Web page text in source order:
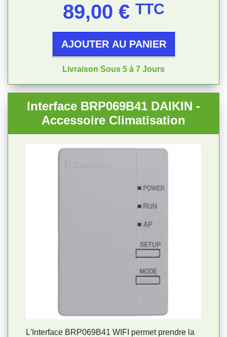
89,00 € TTC
AJOUTER AU PANIER
Livraison Sous 5 à 7 Jours
Interface BRP069B41 DAIKIN -
Accessoire Climatisation
L'Interface BRP069B41 WIFI permet prendre la